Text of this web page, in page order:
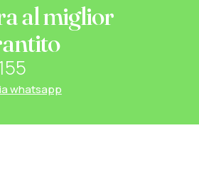
al miglior
whatsapp